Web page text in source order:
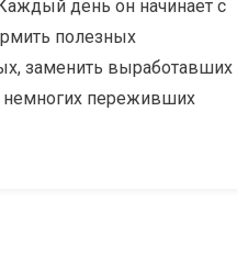
день он начинает с
полезных
заменить выработавших
немногих переживших